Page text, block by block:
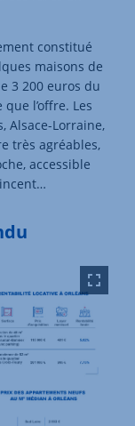
constitué
maisons de
3 200 euros du
l’offre. Les
Alsace-Lorraine,
très agréables,
accessible